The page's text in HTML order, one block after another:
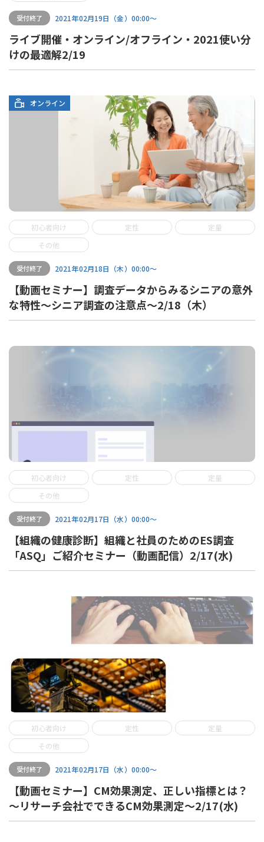
受付終了 2021年02月19日（金）00:00〜
ライブ開催・オンライン/オフライン・2021使い分
けの最適解2/19
オンライン
初心者向け 定性
定量
その他
受付終了 2021年02月18日（木）00:00〜
【動画セミナー】調査データからみるシニアの意外
な特性～シニア調査の注意点～2/18（木）
初心者向け 定性
定量
その他
受付終了 2021年02月17日（水）00:00〜
【組織の健康診断】組織と社員のためのES調査
「ASQ」ご紹介セミナー（動画配信）2/17(水)
初心者向け 定性
定量
その他
受付終了 2021年02月17日（水）00:00〜
【動画セミナー】CM効果測定、正しい指標とは？
～リサーチ会社でできるCM効果測定～2/17(水)